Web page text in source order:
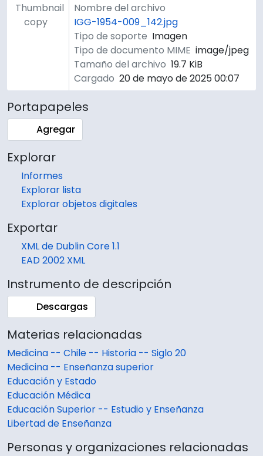
Thumbnail
copy
Nombre del archivo
IGG-1954-009_142.jpg
Tipo de soporte Imagen
Tipo de documento MIME image/jpeg
Tamaño del archivo 19.7 KiB
Cargado 20 de mayo de 2025 00:07
Portapapeles
Agregar
Explorar
Informes
Explorar lista
Explorar objetos digitales
Exportar
XML de Dublin Core 1.1
EAD 2002 XML
Instrumento de descripción
Descargas
Materias relacionadas
Medicina -- Chile -- Historia -- Siglo 20
Medicina -- Enseñanza superior
Educación y Estado
Educación Médica
Educación Superior -- Estudio y Enseñanza
Libertad de Enseñanza
Personas y organizaciones relacionadas